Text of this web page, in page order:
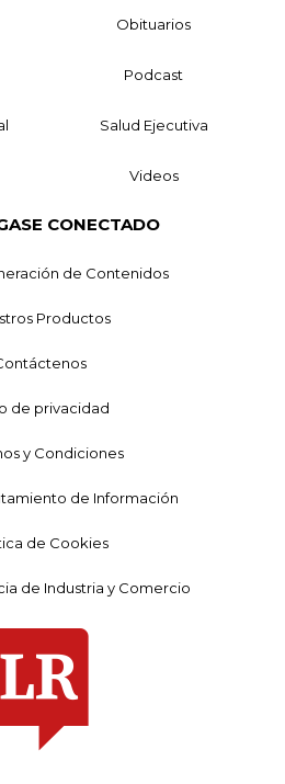
Obituarios
Podcast
Salud Ejecutiva
Videos
CONECTADO
de Contenidos
Productos
de privacidad
y Condiciones
de Información
de Cookies
de Industria y Comercio